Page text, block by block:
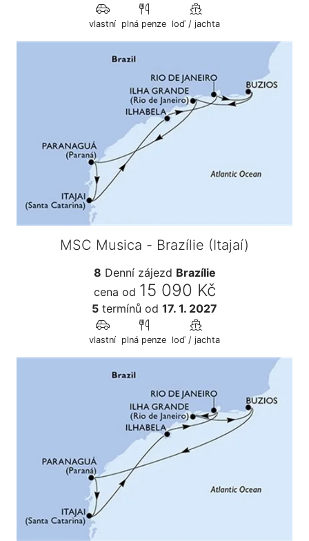
vlastní plná penze loď / jachta
MSC Musica - Brazílie (Itajaí)
8 Denní zájezd Brazílie
cena od 15 090 Kč
5 termínů od 17. 1. 2027
vlastní plná penze loď / jachta